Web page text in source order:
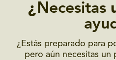
¿Necesitas
¿Estás preparado para
pero aún necesitas un